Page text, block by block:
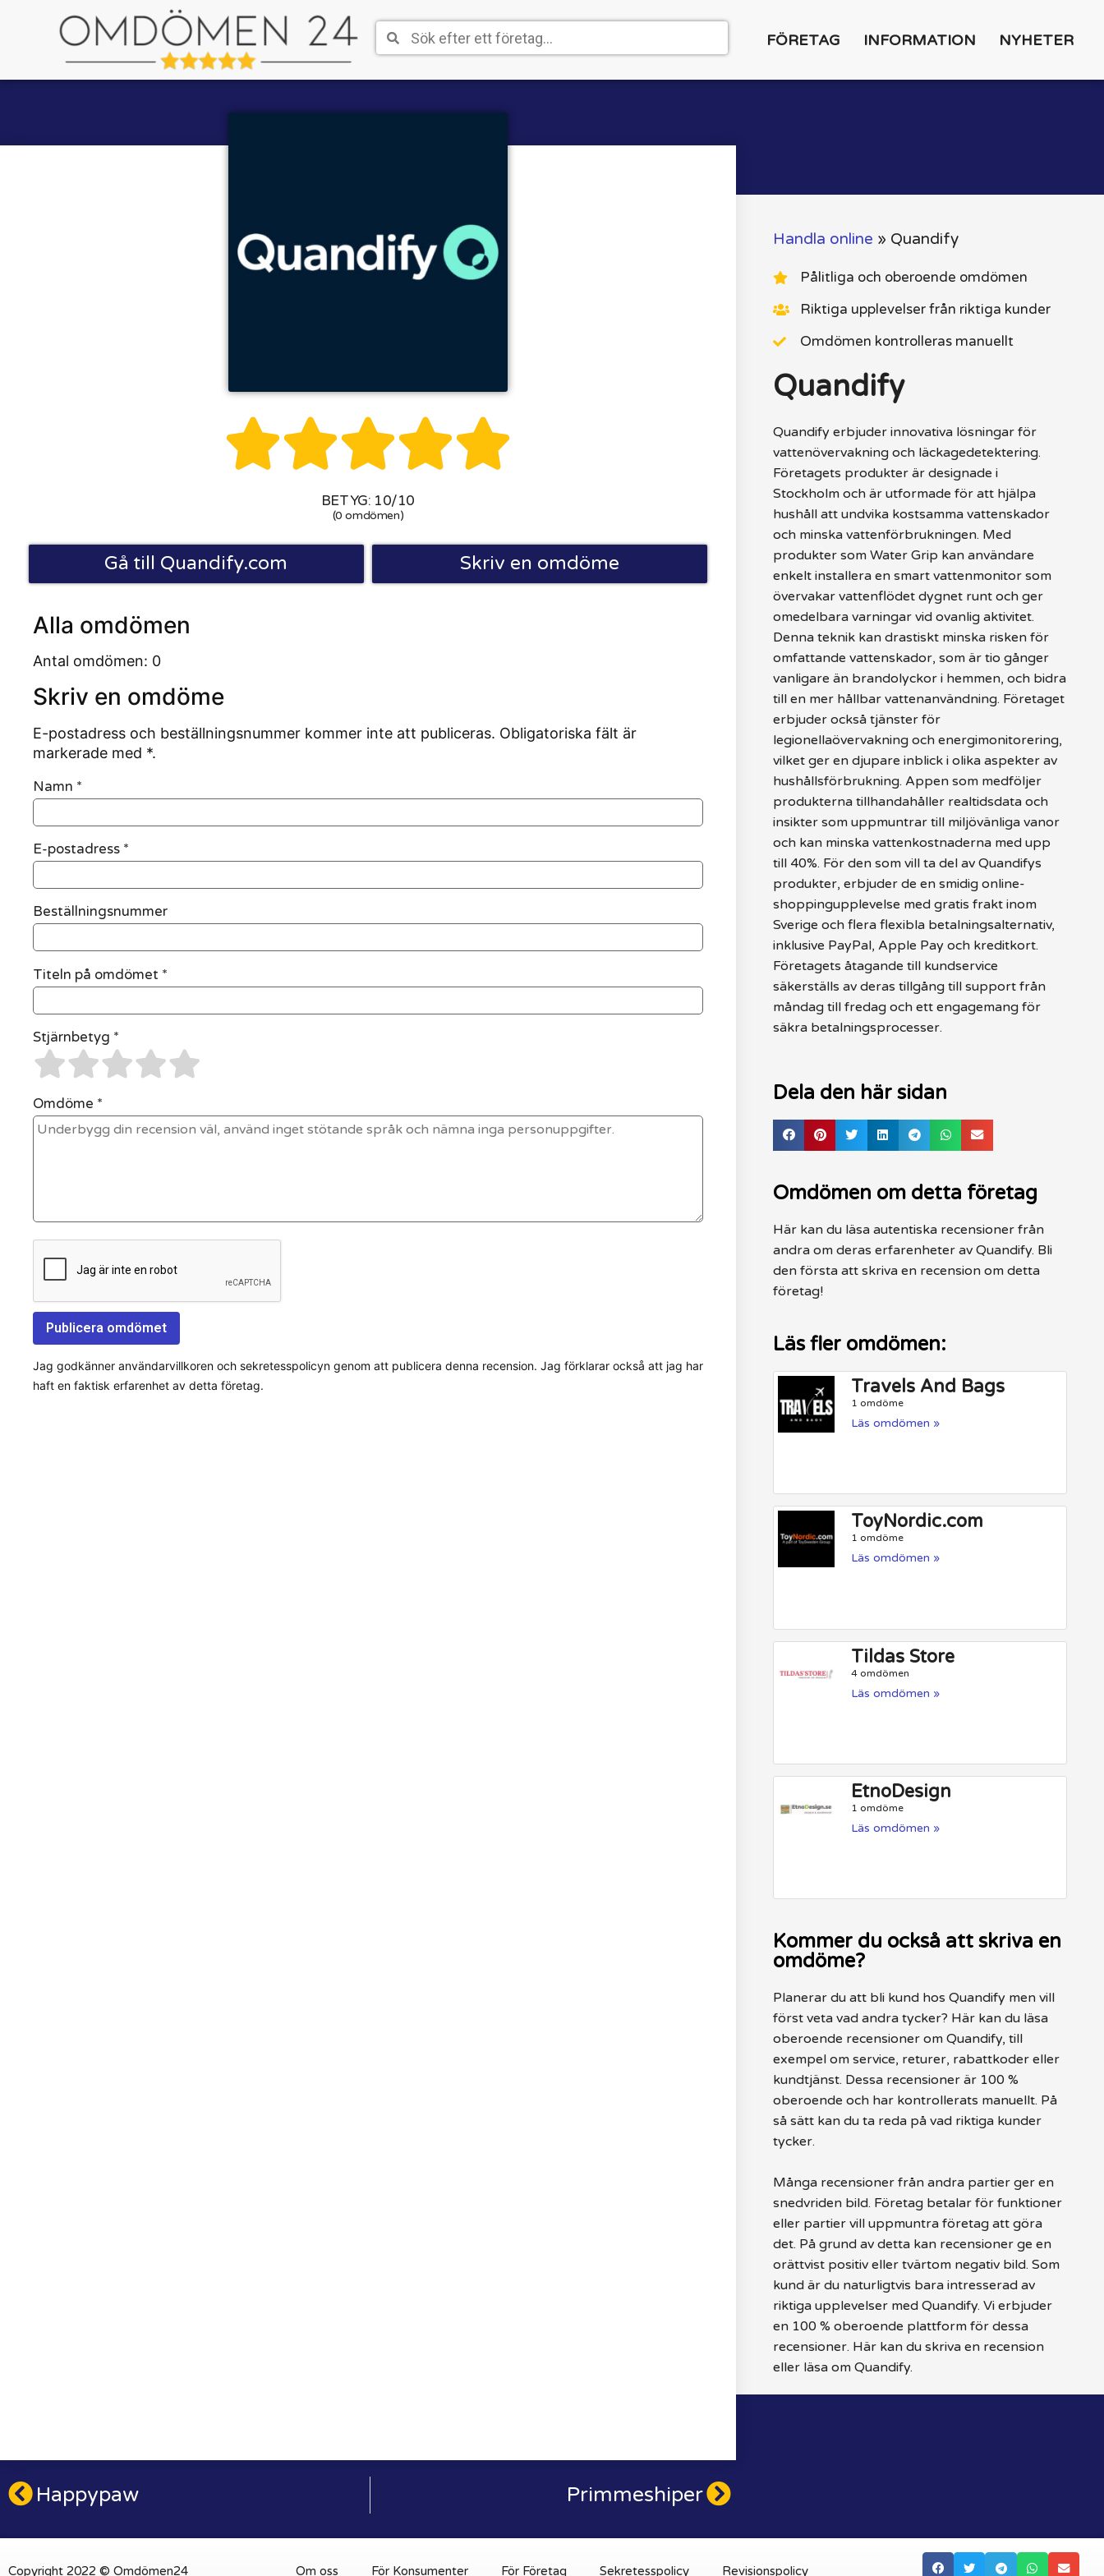
FÖRETAG INFORMATION NYHETER

BETYG: 10/10
(0 omdömen)
Gå till Quandify.com Skriv en omdöme
Alla omdömen
Antal omdömen: 0
Skriv en omdöme
E-postadress och beställningsnummer kommer inte att publiceras. Obligatoriska fält är
markerade med *.
Namn *
E-postadress *
Beställningsnummer
Titeln på omdömet *
Stjärnbetyg *
Omdöme *
Jag godkänner användarvillkoren och sekretesspolicyn genom att publicera denna recension. Jag förklarar också att jag har
haft en faktisk erfarenhet av detta företag.
Handla online » Quandify
Pålitliga och oberoende omdömen
Riktiga upplevelser från riktiga kunder
Omdömen kontrolleras manuellt
Quandify
Quandify erbjuder innovativa lösningar för
vattenövervakning och läckagedetektering.
Företagets produkter är designade i
Stockholm och är utformade för att hjälpa
hushåll att undvika kostsamma vattenskador
och minska vattenförbrukningen. Med
produkter som Water Grip kan användare
enkelt installera en smart vattenmonitor som
övervakar vattenflödet dygnet runt och ger
omedelbara varningar vid ovanlig aktivitet.
Denna teknik kan drastiskt minska risken för
omfattande vattenskador, som är tio gånger
vanligare än brandolyckor i hemmen, och bidra
till en mer hållbar vattenanvändning. Företaget
erbjuder också tjänster för
legionellaövervakning och energimonitorering,
vilket ger en djupare inblick i olika aspekter av
hushållsförbrukning. Appen som medföljer
produkterna tillhandahåller realtidsdata och
insikter som uppmuntrar till miljövänliga vanor
och kan minska vattenkostnaderna med upp
till 40%. För den som vill ta del av Quandifys
produkter, erbjuder de en smidig online-
shoppingupplevelse med gratis frakt inom
Sverige och flera flexibla betalningsalternativ,
inklusive PayPal, Apple Pay och kreditkort.
Företagets åtagande till kundservice
säkerställs av deras tillgång till support från
måndag till fredag och ett engagemang för
säkra betalningsprocesser.
Dela den här sidan
Omdömen om detta företag
Här kan du läsa autentiska recensioner från
andra om deras erfarenheter av Quandify. Bli
den första att skriva en recension om detta
företag!
Läs fler omdömen:
Travels And Bags
1 omdöme
Läs omdömen »
ToyNordic.com
1 omdöme
Läs omdömen »
Tildas Store
4 omdömen
Läs omdömen »
EtnoDesign
1 omdöme
Läs omdömen »
Kommer du också att skriva en
omdöme?
Planerar du att bli kund hos Quandify men vill
först veta vad andra tycker? Här kan du läsa
oberoende recensioner om Quandify, till
exempel om service, returer, rabattkoder eller
kundtjänst. Dessa recensioner är 100 %
oberoende och har kontrollerats manuellt. På
så sätt kan du ta reda på vad riktiga kunder
tycker.
Många recensioner från andra partier ger en
snedvriden bild. Företag betalar för funktioner
eller partier vill uppmuntra företag att göra
det. På grund av detta kan recensioner ge en
orättvist positiv eller tvärtom negativ bild. Som
kund är du naturligtvis bara intresserad av
riktiga upplevelser med Quandify. Vi erbjuder
en 100 % oberoende plattform för dessa
recensioner. Här kan du skriva en recension
eller läsa om Quandify.
Happypaw Primmeshiper
Copyright 2022 © Omdömen24 Om oss För Konsumenter För Företag Sekretesspolicy Revisionspolicy